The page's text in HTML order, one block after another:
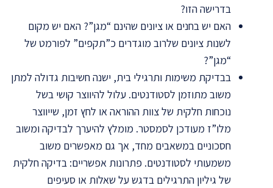
בדרישה הזו?
האם יש בחנים או ציונים שהינם “מגן”? האם יש מקום
לשנות ציונים שלרוב מוגדרים כ”תקפים” לפורמט של
“מגן”?
בבדיקת משימות ותרגילי בית, ישנה חשיבות גדולה למתן
משוב מתוזמן לסטודנטים. עלול להיווצר קושי בשל
נוכחות חלקית של צוות ההוראה או לחץ זמן, שייווצר
מלו”ז מעודכן לסמסטר. מומלץ להיערך לבדיקה ומשוב
חסכוניים במשאבים מחד, אך גם מאפשרים משוב
משמעותי לסטודנטים. פתרונות אפשריים: בדיקה חלקית
של גיליון התרגילים בדגש על שאלות או סעיפים